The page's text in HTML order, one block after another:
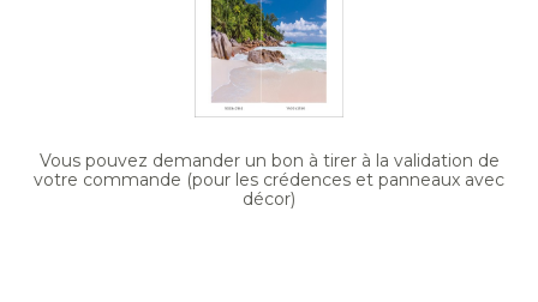
Vous pouvez demander un bon à tirer à la validation de
votre commande (pour les crédences et panneaux avec
décor)